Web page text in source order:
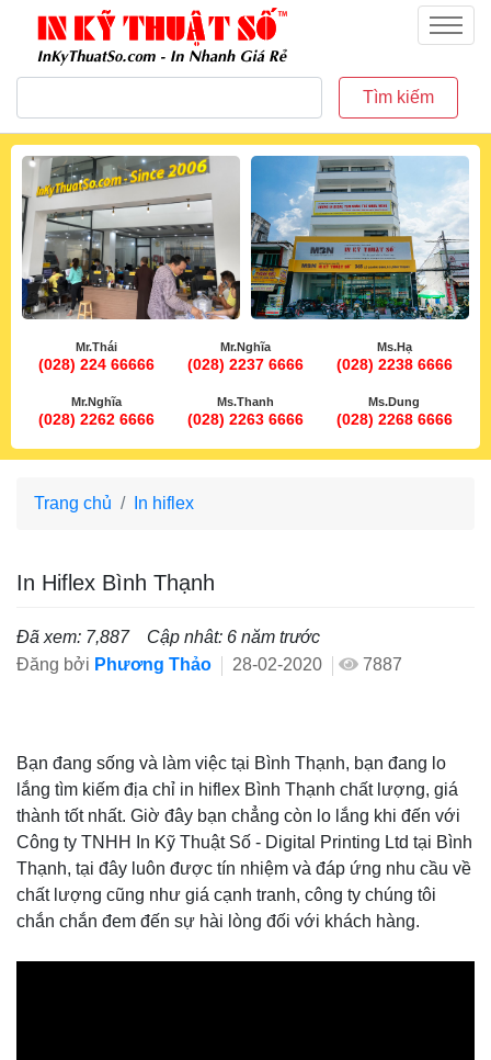
inkythuatso.com
Menu
Tìm kiếm
Mr.Thái
(028) 224 66666
Mr.Nghĩa
(028) 2237 6666
Ms.Hạ
(028) 2238 6666
Mr.Nghĩa
(028) 2262 6666
Ms.Thanh
(028) 2263 6666
Ms.Dung
(028) 2268 6666
Trang chủ In hiflex
In Hiflex Bình Thạnh
Đã xem: 7,887
Cập nhât: 6 năm trước
Đăng bởi Phương Thảo 28-02-2020 7887
Bạn đang sống và làm việc tại Bình Thạnh, bạn đang lo
lắng tìm kiếm địa chỉ in hiflex Bình Thạnh chất lượng, giá
thành tốt nhất. Giờ đây bạn chẳng còn lo lắng khi đến với
Công ty TNHH In Kỹ Thuật Số - Digital Printing Ltd tại Bình
Thạnh, tại đây luôn được tín nhiệm và đáp ứng nhu cầu về
chất lượng cũng như giá cạnh tranh, công ty chúng tôi
chắn chắn đem đến sự hài lòng đối với khách hàng.